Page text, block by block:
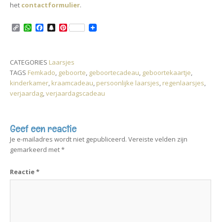
het contactformulier.
C
L
i
n
k
W
s
A
p
p
b
o
o
k
S
c
h
a
t
P
e
r
e
s
t
CATEGORIES Laarsjes
TAGS Femkado, geboorte, geboortecadeau, geboortekaartje,
kinderkamer, kraamcadeau, persoonlijke laarsjes, regenlaarsjes,
verjaardag,verjaardagscadeau
Geef een reactie
Je e-mailadres wordt niet gepubliceerd. Vereiste velden zijn
gemarkeerd met*
Reactie*